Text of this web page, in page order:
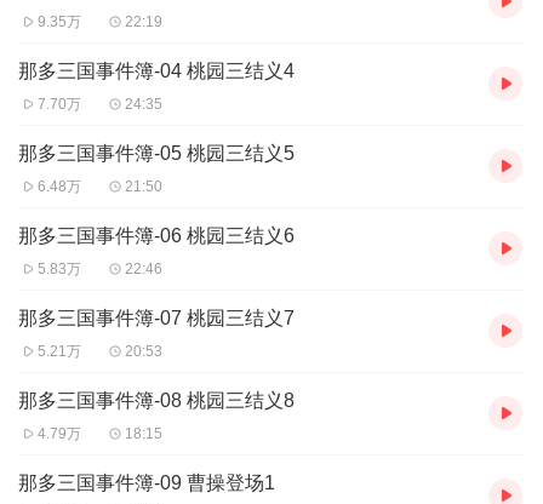
9.35万 22:19
那多三国事件簿-04 桃园三结义4
7.70万 24:35
那多三国事件簿-05 桃园三结义5
6.48万 21:50
那多三国事件簿-06 桃园三结义6
5.83万 22:46
那多三国事件簿-07 桃园三结义7
5.21万 20:53
那多三国事件簿-08 桃园三结义8
4.79万 18:15
那多三国事件簿-09 曹操登场1